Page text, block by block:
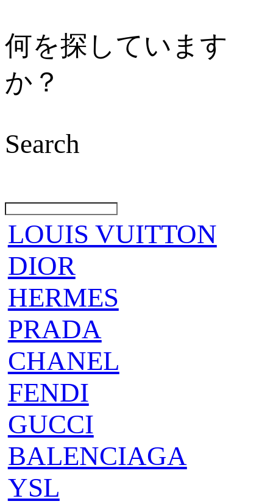
何を探しています
か？
Search
LOUIS VUITTON
DIOR
HERMES
PRADA
CHANEL
FENDI
GUCCI
BALENCIAGA
YSL